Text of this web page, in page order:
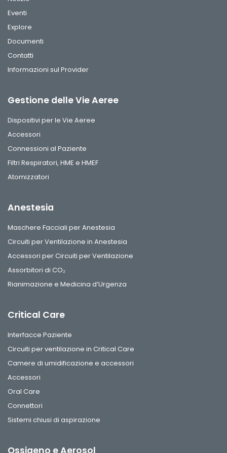
Eventi
Explore
Documenti
Contatti
Informazioni sul Provider
Gestione delle Vie Aeree
Dispositivi per le Vie Aeree
Accessori
Connessioni al Paziente
Filtri Respiratori, HME e HMEF
Atomizzatori
Anestesia
Maschere Facciali per Anestesia
Circuiti per Ventilazione in Anestesia
Accessori per Circuiti per Ventilazione
Assorbitori di CO₂
Rianimazione e Medicina d’Urgenza
Critical Care
Interfacce Paziente
Circuiti per ventilazione in Critical Care
Camere di umidificazione e accessori
Accessori
Oral Care
Connettori
Sistemi chiusi di aspirazione
Ossigeno e Aerosol